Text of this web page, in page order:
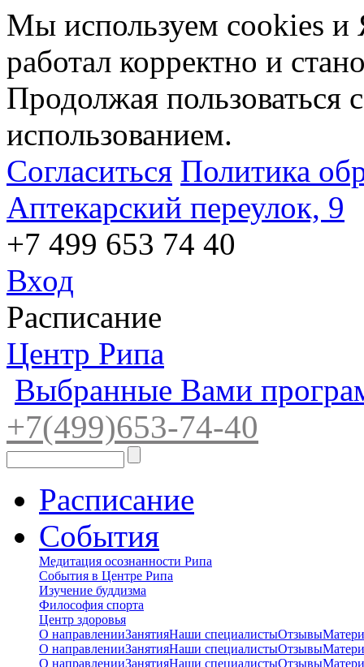
Мы используем cookies и
работал корректно и
Продолжая пользоваться
использованием.
Согласиться Политика
Аптекарский переулок, 9
+7 499 653 74 40
Вход
Расписание
Центр Рипа
Выбранные Вами
+7(499)653-74-40
Расписание
События
Медитация осознанности Рипа
События в Центре Рипа
Изучение буддизма
Философия спорта
Центр здоровья
О направленииЗанятияНаши специалистыОтзывы
О направленииЗанятияНаши специалистыОтзывы
О направленииЗанятияНаши специалистыОтзывы